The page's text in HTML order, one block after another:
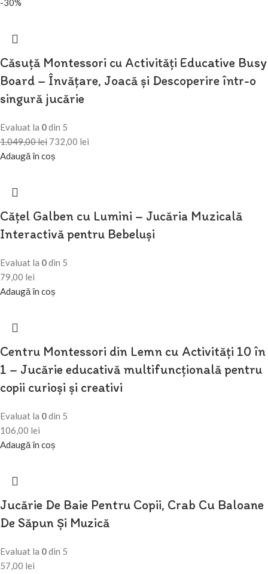
-30%
Căsuță Montessori cu Activități Educative Busy
Board – Învățare, Joacă și Descoperire într-o
singură jucărie
Evaluat la 0din 5
1.049,00lei 732,00 lei
Adaugă în coș
Cățel Galben cu Lumini – Jucăria Muzicală
Interactivă pentru Bebeluși
Evaluat la 0din 5
79,00 lei
Adaugă în coș
Centru Montessori din Lemn cu Activități 10 în
1 – Jucărie educativă multifuncțională pentru
copii curioși și creativi
Evaluat la 0din 5
106,00 lei
Adaugă în coș
Jucărie De Baie Pentru Copii, Crab Cu Baloane
De Săpun Și Muzică
Evaluat la 0din 5
57,00 lei